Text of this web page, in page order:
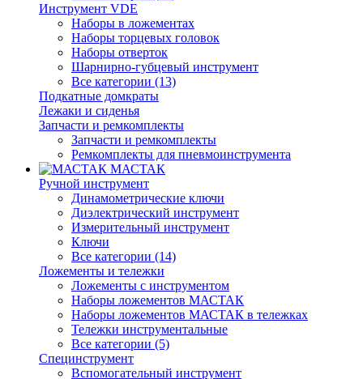
Инструмент VDE
Наборы в ложементах
Наборы торцевых головок
Наборы отверток
Шарнирно-губцевый инструмент
Все категории (13)
Подкатные домкраты
Лежаки и сиденья
Запчасти и ремкомплекты
Запчасти и ремкомплекты
Ремкомплекты для пневмоинструмента
МАСТАК
Ручной инструмент
Динамометрические ключи
Диэлектрический инструмент
Измерительный инструмент
Ключи
Все категории (14)
Ложементы и тележки
Ложементы с инструментом
Наборы ложементов МАСТАК
Наборы ложементов МАСТАК в тележках
Тележки инструментальные
Все категории (5)
Специнструмент
Вспомогательный инструмент